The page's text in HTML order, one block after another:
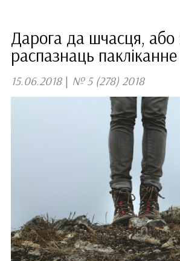
Дарога да шчасця, або
распазнаць пакліканне
15.06.2018 | № 5 (278) 2018